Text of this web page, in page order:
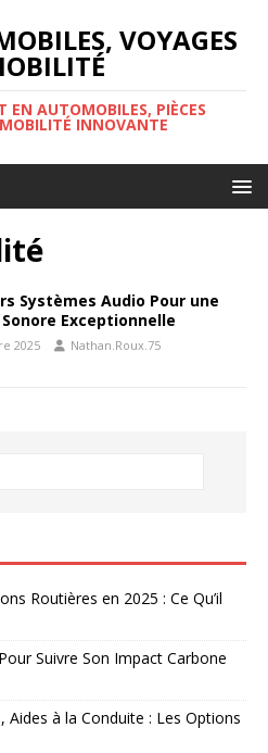
VOYAGES
EN AUTOMOBILES, PIÈCES
INNOVANTE
Systèmes Audio Pour une
Exceptionnelle
2025 Nathan.Roux.75
Routières en 2025 : Ce Qu’il
Suivre Son Impact Carbone
Aides à la Conduite : Les Options